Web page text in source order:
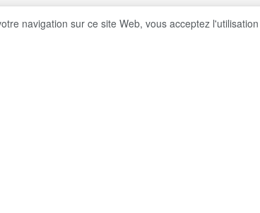
navigation sur ce site Web, vous acceptez